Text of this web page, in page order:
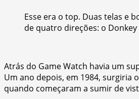
Esse era o top. Duas telas e
de quatro direções: o Donkey
Atrás do Game Watch havia um
Um ano depois, em 1984, surgiria
quando começaram a sumir de